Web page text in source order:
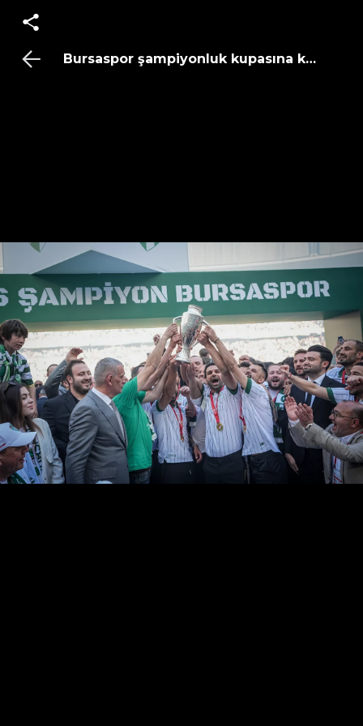
Bursaspor şampiyonluk kupasına kavuştu!